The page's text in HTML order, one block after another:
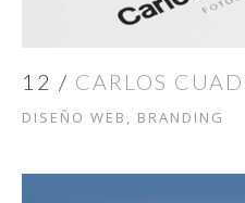
12 / CARLOS
DISEÑO WEB, BRANDING